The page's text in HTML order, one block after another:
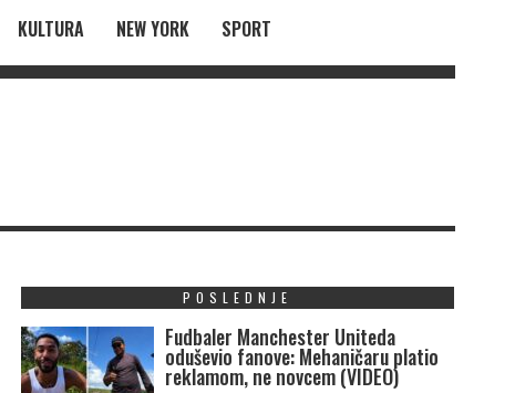
KULTURA NEW YORK SPORT
POSLEDNJE
Fudbaler Manchester Uniteda
oduševio fanove: Mehaničaru platio
reklamom, ne novcem (VIDEO)